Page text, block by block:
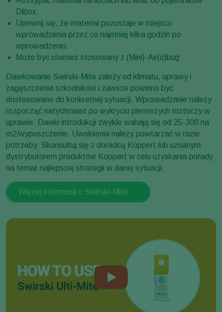
Dibox.
Upewnij się, że materiał pozostaje w miejscu
wprowadzenia przez co najmniej kilka godzin po
wprowadzeniu.
Może być również stosowany z (Mini)-Air(o)bug
Dawkowanie Swirski-Mite zależy od klimatu, uprawy i
zagęszczenia szkodników i zawsze powinno być
dostosowane do konkretnej sytuacji. Wprowadzanie należy
rozpocząć natychmiast po wykryciu pierwszych roztoczy w
uprawie. Dawki introdukcji zwykle wahają się od 25-300 na
m2/wypuszczenie. Uwolnienia należy powtarzać w razie
potrzeby. Skonsultuj się z doradcą Koppert lub uznanym
dystrybutorem produktów Koppert w celu uzyskania porady
na temat najlepszej strategii w danej sytuacji.
Więcej informacji o Swirski-Mite